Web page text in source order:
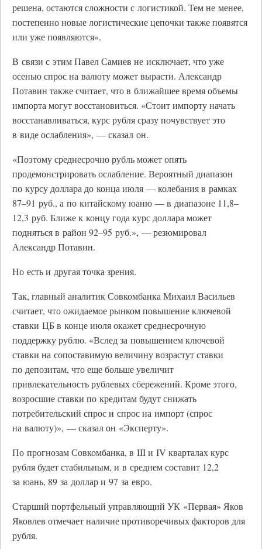
решена, остаются сложности с логистикой. Тем не менее,
постепенно новые логистические цепочки также появятся
или уже появляются».
В связи с этим Павел Самиев не исключает, что уже
осенью спрос на валюту может вырасти. Александр
Потавин также считает, что в ближайшее время объемы
импорта могут восстановиться. «Стоит импорту начать
восстанавливаться, курс рубля сразу почувствует это
в виде ослабления», — сказал он.
«Поэтому среднесрочно рубль может опять
продемонстрировать ослабление. Вероятный диапазон
по курсу доллара до конца июля — колебания в рамках
87–91 руб., а по китайскому юаню — в диапазоне 11,8–
12,3 руб. Ближе к концу года курс доллара может
подняться в район 92–95 руб.», — резюмировал
Александр Потавин.
Но есть и другая точка зрения.
Так, главный аналитик Совкомбанка Михаил Васильев
считает, что ожидаемое рынком повышение ключевой
ставки ЦБ в конце июля окажет среднесрочную
поддержку рублю. «Вслед за повышением ключевой
ставки на сопоставимую величину возрастут ставки
по депозитам, что еще больше увеличит
привлекательность рублевых сбережений. Кроме этого,
возросшие ставки по кредитам будут снижать
потребительский спрос и спрос на импорт (спрос
на валюту)», — сказал он «Эксперту».
По прогнозам Совкомбанка, в III и IV кварталах курс
рубля будет стабильным, и в среднем составит 12,2
за юань, 89 за доллар и 97 за евро.
Старший портфельный управляющий УК «Первая» Яков
Яковлев отмечает наличие противоречивых факторов для
рубля.